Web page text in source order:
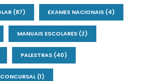
(87) EXAMES NACIONAIS (4)
MANUAIS ESCOLARES (2)
PALESTRAS (40)
(1)